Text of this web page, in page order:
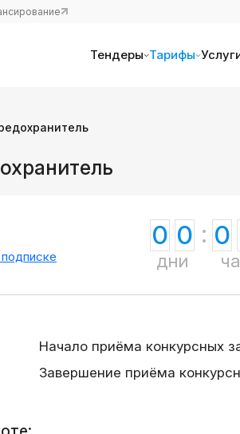
Тендеры Тарифы
0 0
дни
0
Начало приёма конкурсных
Завершение приёма